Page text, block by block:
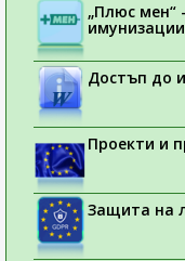
„Плюс мен“
Достъп до
Проекти и
Защита на